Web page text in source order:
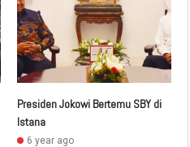
Presiden Jokowi Bertemu SBY di
Istana
6 year ago